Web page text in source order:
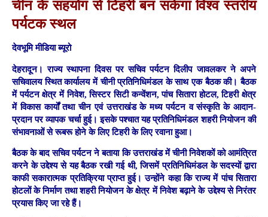
चीन के सहयोग से टिहरी बन सकेगा विश्व स्तरीय
पर्यटक स्थल
देवभूमि मीडिया ब्यूरो
देहरादून। राज्य स्थापना दिवस पर सचिव पर्यटन दिलीप जावलकर ने अपने
सचिवालय स्थित कार्यालय में चीनी प्रतिनिधिमंडल के साथ एक बैठक की। बैठक
में पर्यटन क्षेत्र में निवेश, सिस्टर सिटी कन्वेंशन, पांच सितारा होटल, टिहरी क्षेत्र
में विकास कार्यों तथा चीन एवं उत्तराखंड के मध्य पर्यटन व संस्कृति के आदान-
प्रदान पर व्यापक चर्चा हुई। इसके पश्चात यह प्रतिनिधिमंडल शहरी नियोजन की
संभावनाओं से रूबरू होने के लिए टिहरी के लिए रवाना हुआ।
बैठक के बाद सचिव पर्यटन ने बताया कि उत्तराखंड में चीनी निवेशकों को आमंत्रित
करने के उद्देश्य से यह बैठक रखी गई थी, जिसमें प्रतिनिधिमंडल के सदस्यों द्वारा
काफी सकारात्मक प्रतिक्रिया प्राप्त हुई। उन्होंने कहा कि राज्य में पांच सितारा
होटलों के निर्माण तथा शहरी नियोजन के क्षेत्र में निवेश बढ़ाने के उद्देश्य से निरंतर
प्रयास किए जा रहे हैं।